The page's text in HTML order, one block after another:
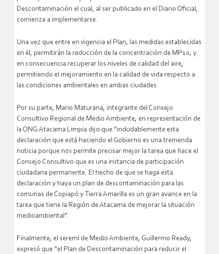
Descontaminación el cual, al ser publicado en el Diario Oficial,
comienza a implementarse.
Una vez que entre en vigencia el Plan, las medidas establecidas
en él, permitirán la reducción de la concentración de MP10, y
en consecuencia recuperar los niveles de calidad del aire,
permitiendo el mejoramiento en la calidad de vida respecto a
las condiciones ambientales en ambas ciudades.
Por su parte, Mario Maturana, integrante del Consejo
Consultivo Regional de Medio Ambiente, en representación de
la ONG Atacama Limpia dijo que “indudablemente esta
declaración que está haciendo el Gobierno es una tremenda
noticia porque nos permite precisar mejor la tarea que hace el
Consejo Consultivo que es una instancia de participación
ciudadana permanente. El hecho de que se haga esta
declaración y haya un plan de descontaminación para las
comunas de Copiapó y Tierra Amarilla es un gran avance en la
tarea que tiene la Región de Atacama de mejorar la situación
medioambiental”.
Finalmente, el seremi de Medio Ambiente, Guillermo Ready,
expresó que “el Plan de Descontaminación para reducir el